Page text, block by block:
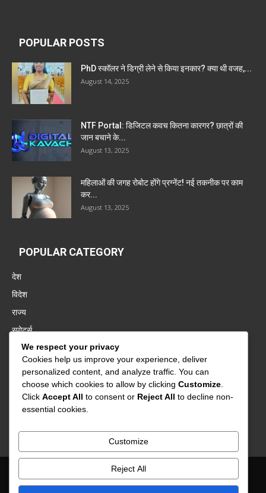
POPULAR POSTS
PhD स्कॉलर ने डिग्री लेने से किया इनकार? क्या थी वजह,...
August 14, 2025
NTF Portal: डिजिटल कवच कितना कारगर? छात्रों की
जान बचाने के...
August 13, 2025
महिलाओं की जगह रोबोट होंगे प्रग्नेंट! नई तकनीक पर काम
कर...
August 13, 2025
POPULAR CATEGORY
देश
विदेश
राज्य
स्पोर्ट्स
पंजाब
बॉलीवुड
बिज़नेस
वायरल
Privacy Policy
Disclaimer
Term & Conditions
We respect your privacy
Cookies help us improve your experience, deliver
personalized content, and analyze traffic. You can
choose which cookies to allow by clicking Customize
Click Accept All to consent or Reject All to decline non-
essential cookies.
Customize
Reject All